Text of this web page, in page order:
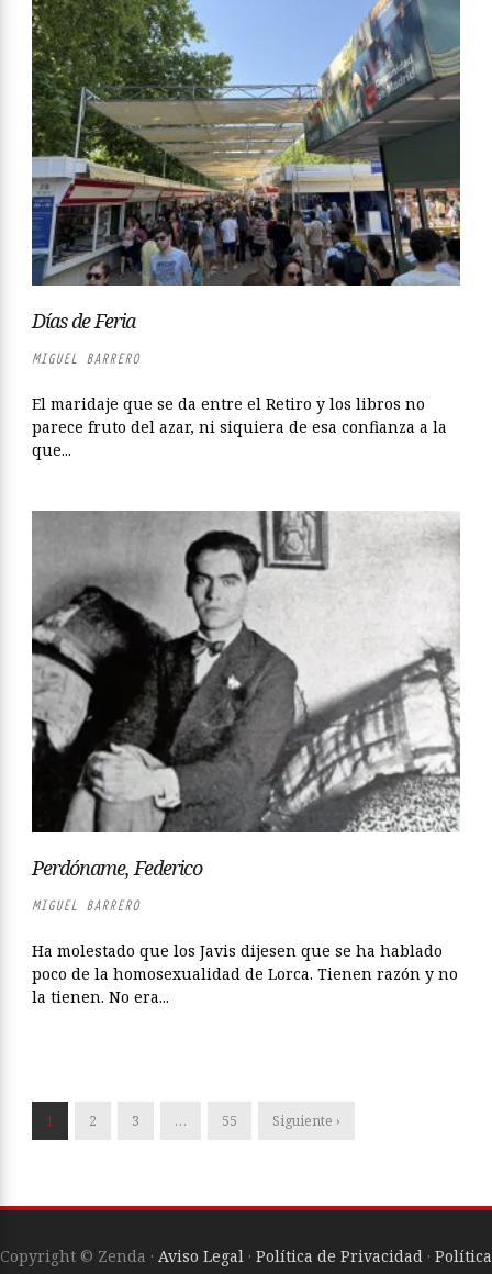
Días de Feria
MIGUEL BARRERO
El maridaje que se da entre el Retiro y los libros no
parece fruto del azar, ni siquiera de esa confianza a la
que...
Perdóname, Federico
MIGUEL BARRERO
Ha molestado que los Javis dijesen que se ha hablado
poco de la homosexualidad de Lorca. Tienen razón y no
la tienen. No era...
1 2 3 … 55 Siguiente ›
Copyright © Zenda · Aviso Legal · Política de Privacidad · Política